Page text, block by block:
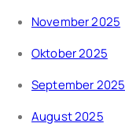
November 2025
Oktober 2025
September 2025
August 2025